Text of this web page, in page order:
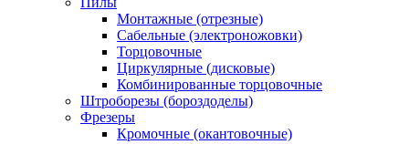
Монтажные (отрезные)
Сабельные (электроножовки)
Торцовочные
Циркулярные (дисковые)
Комбинированные торцовочные
Штроборезы (бороздоделы)
Фрезеры
Кромочные (окантовочные)